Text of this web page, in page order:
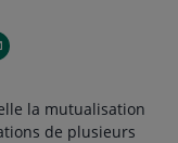
la mutualisation
de plusieurs